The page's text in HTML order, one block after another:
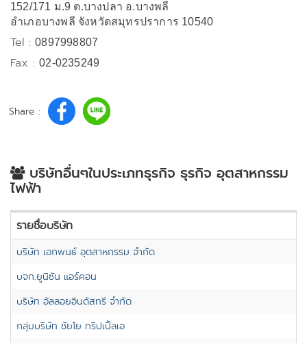
152/171 ม.9 ต.บางปลา อ.บางพลี
อำเภอบางพลี จังหวัดสมุทรปราการ 10540
Tel :0897998807
Fax :02-0235249
Share :
บริษัทอื่นๆในประเภทธุรกิจ ธุรกิจ อุตสาหกรรม
ไฟฟ้า
รายชื่อบริษัท
บริษัท เอกพนธ์ อุตสาหกรรม จำกัด
บจก.ยูนิซัน แอร์คอน
บริษัท อัลลอยอินดัสทรี จำกัด
กลุ่มบริษัท ชัยโย ทริปเปิ้ลเอ